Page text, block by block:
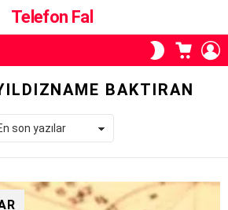
Telefon Fal
SKIN
ANAHTARI
SEPETI
BAKTIRAN